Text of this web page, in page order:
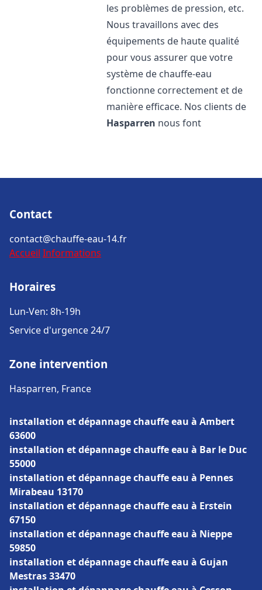
les problèmes de pression, etc.
Nous travaillons avec des
équipements de haute qualité
pour vous assurer que votre
système de chauffe-eau
fonctionne correctement et de
manière efficace. Nos clients de
Hasparren nous font
Contact
contact@chauffe-eau-14.fr
Accueil Informations
Horaires
Lun-Ven: 8h-19h
Service d'urgence 24/7
Zone intervention
Hasparren, France
installation et dépannage chauffe eau à Ambert
63600
installation et dépannage chauffe eau à Bar le Duc
55000
installation et dépannage chauffe eau à Pennes
Mirabeau 13170
installation et dépannage chauffe eau à Erstein
67150
installation et dépannage chauffe eau à Nieppe
59850
installation et dépannage chauffe eau à Gujan
Mestras 33470